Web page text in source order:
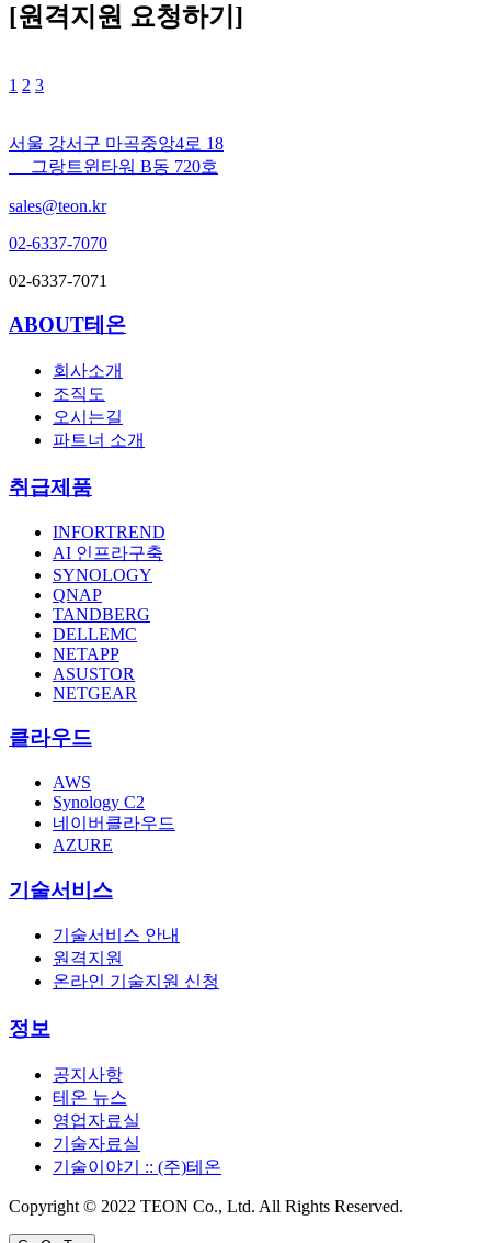
[원격지원 요청하기]
1 2 3
서울 강서구 마곡중앙4로 18
그랑트윈타워 B동 720호
sales@teon.kr
02-6337-7070
02-6337-7071
ABOUT테온
회사소개
조직도
오시는길
파트너 소개
취급제품
INFORTREND
AI 인프라구축
SYNOLOGY
QNAP
TANDBERG
DELLEMC
NETAPP
ASUSTOR
NETGEAR
클라우드
AWS
Synology C2
네이버클라우드
AZURE
기술서비스
기술서비스 안내
원격지원
온라인 기술지원 신청
정보
공지사항
테온 뉴스
영업자료실
기술자료실
기술이야기 :: (주)테온
Copyright © 2022 TEON Co., Ltd. All Rights Reserved.